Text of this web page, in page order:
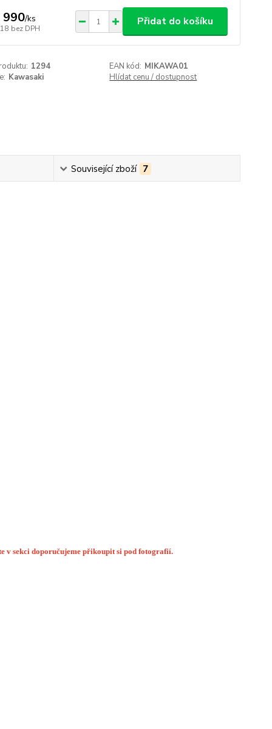
990/ks
bez DPH
Přidat do košíku
1294 EAN kód: MIKAWA01
Kawasaki Hlídat cenu / dostupnost
Související zboží 7
v sekci doporučujeme přikoupit si pod fotografií.